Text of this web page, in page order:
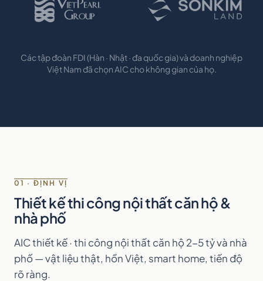
Các tập đoàn FDI (Hàn · Nhật · đa quốc gia) và doanh nghiệp
Việt Nam đã chọn AIC cho không gian của họ.
01 · ĐỊNH VỊ
Thiết kế thi công nội thất căn hộ &
nhà phố
AIC thiết kế · thi công nội thất căn hộ 2-5 tỷ và nhà
phố — vật liệu thật, hồn Việt, smart home, tiến độ
rõ ràng.